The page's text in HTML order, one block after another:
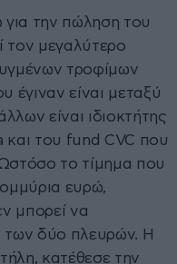
για την πώληση του
τον μεγαλύτερο
τροφίμων
έγιναν είναι μεταξύ
είναι ιδιοκτήτης
του fund CVC που
Ωστόσο το τίμημα που
ευρώ,
μπορεί να
των δύο πλευρών. Η
κατέθεσε την